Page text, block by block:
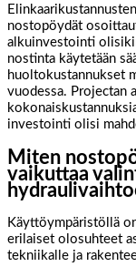
nostopöydät
alkuinvestointi
nostinta käytetään
huoltokustannukset
vuodessa. Projectan
investointi olisi
Miten
vaikuttaa
Käyttöympäristöllä
erilaiset olosuhteet
tekniikalle ja